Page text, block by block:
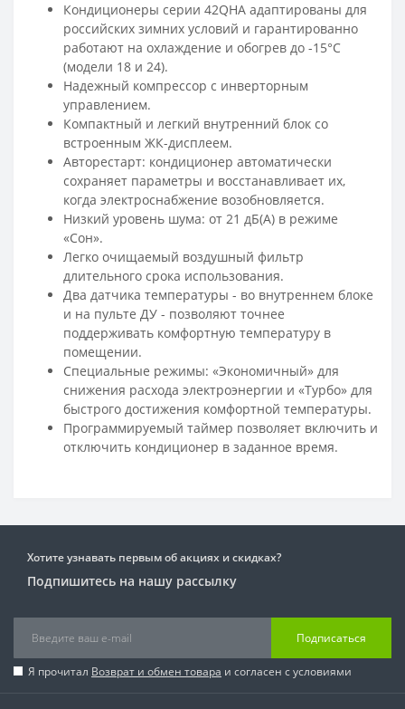
Кондиционеры серии 42QHA адаптированы для
российских зимних условий и гарантированно
работают на охлаждение и обогрев до -15°С
(модели 18 и 24).
Надежный компрессор с инверторным
управлением.
Компактный и легкий внутренний блок со
встроенным ЖК-дисплеем.
Авторестарт: кондиционер автоматически
сохраняет параметры и восстанавливает их,
когда электроснабжение возобновляется.
Низкий уровень шума: от 21 дБ(А) в режиме
«Сон».
Легко очищаемый воздушный фильтр
длительного срока использования.
Два датчика температуры - во внутреннем блоке
и на пульте ДУ - позволяют точнее
поддерживать комфортную температуру в
помещении.
Специальные режимы: «Экономичный» для
снижения расхода электроэнергии и «Турбо» для
быстрого достижения комфортной температуры.
Программируемый таймер позволяет включить и
отключить кондиционер в заданное время.
Хотите узнавать первым об акциях и скидках?
Подпишитесь на нашу рассылку
Подписаться
Я прочитал Возврат и обмен товара и согласен с условиями